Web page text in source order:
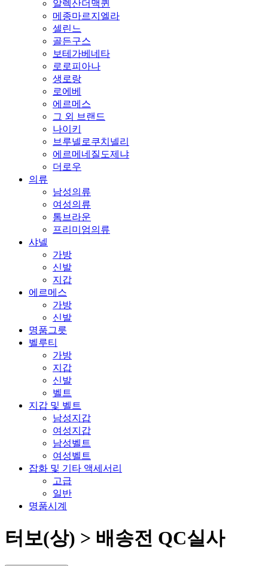
알렉산더맥퀸
메종마르지엘라
셀린느
골든구스
보테가베네타
로로피아나
생로랑
로에베
에르메스
그 외 브랜드
나이키
브루넬로쿠치넬리
에르메네질도제냐
더로우
의류
남성의류
여성의류
톰브라운
프리미엄의류
샤넬
가방
신발
지갑
에르메스
가방
신발
명품그릇
벨루티
가방
지갑
신발
벨트
지갑 및 벨트
남성지갑
여성지갑
남성벨트
여성벨트
잡화 및 기타 액세서리
고급
일반
명품시계
터보(상) > 배송전 QC실사